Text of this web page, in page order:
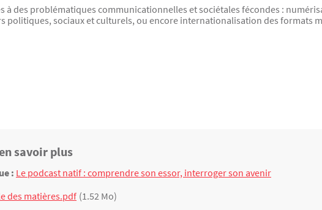
à des problématiques communicationnelles et sociétales fécondes :
politiques, sociaux et culturels, ou encore internationalisation des formats
savoir plus
: Le podcast natif : comprendre son essor, interroger son avenir
des matières.pdf (1.52 Mo)